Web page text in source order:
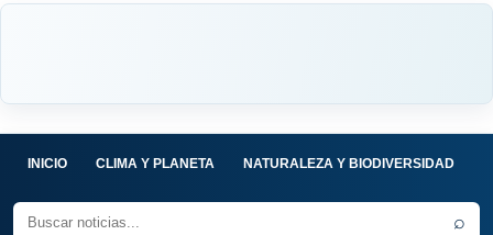
INICIO CLIMA Y PLANETA NATURALEZA Y BIODIVERSIDAD
⌕